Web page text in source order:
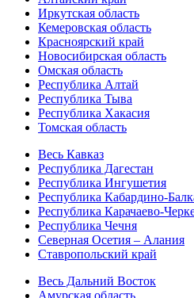
Иркутская область
Кемеровская область
Красноярский край
Новосибирская область
Омская область
Республика Алтай
Республика Тыва
Республика Хакасия
Томская область
Весь Кавказ
Республика Дагестан
Республика Ингушетия
Республика Кабардино-
Республика Карачаево-
Республика Чечня
Северная Осетия – Алания
Ставропольский край
Весь Дальний Восток
Амурская область